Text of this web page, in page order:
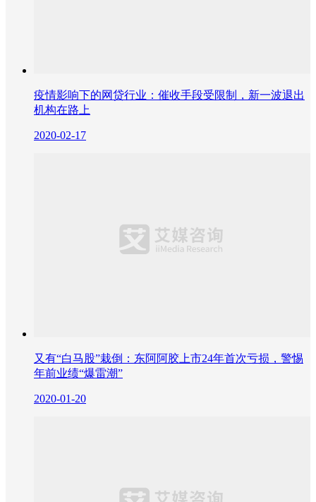
疫情影响下的网贷行业：催收手段受限制，新一波退出
机构在路上
2020-02-17
又有“白马股”栽倒：东阿阿胶上市24年首次亏损，警惕
年前业绩“爆雷潮”
2020-01-20